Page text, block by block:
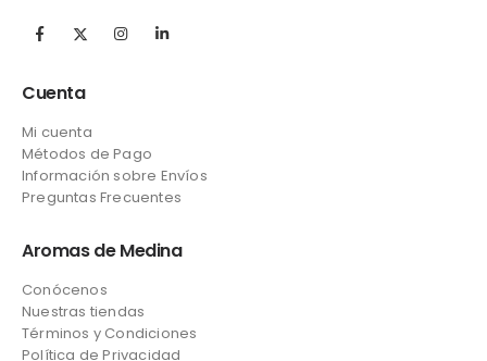
Cuenta
Mi cuenta
Métodos de Pago
Información sobre Envíos
Preguntas Frecuentes
Aromas de Medina
Conócenos
Nuestras tiendas
Términos y Condiciones
Política de Privacidad